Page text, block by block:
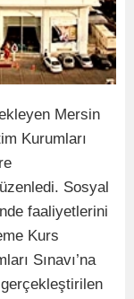
Mersin
Kurumları
Sosyal
faaliyetlerini
Kurs
Sınavı’na